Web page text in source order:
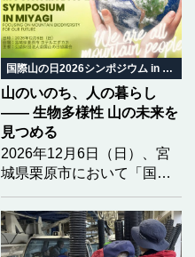
「ロゴマーク」の募集を開
始しました。どなたでも応
募可能（団体は除く）で
す。学生の方々も、奮って
応募してください！
国際山の日2026シンポジウム in みやぎ
山のいのち、人の暮らし
―― 生物多様性 山の未来を
見つめる
2026年12月6日（日）、宮
城県栗原市において「国際
みやぎ」を開催いたしま
す。 今年のテーマは「生物
多様性」。 気候変動という